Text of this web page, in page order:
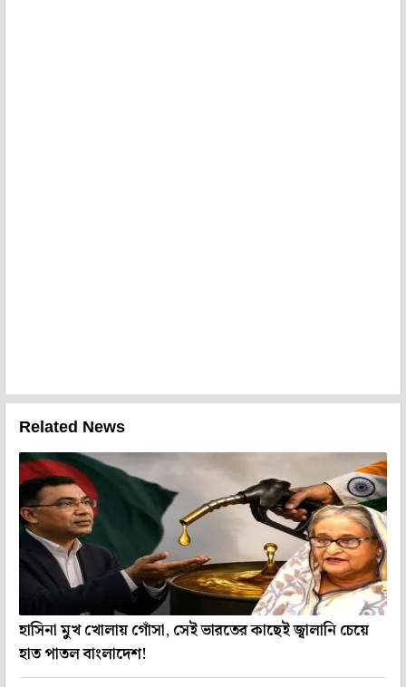
Related News
হাসিনা মুখ খোলায় গোঁসা, সেই ভারতের কাছেই জ্বালানি চেয়ে
হাত পাতল বাংলাদেশ!